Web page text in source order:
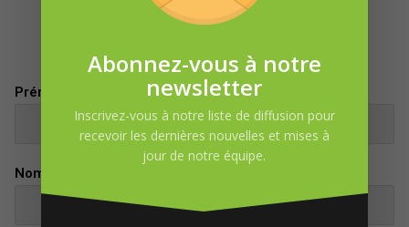
Prénom
Nom
Abonnez-vous à notre
newsletter
Inscrivez-vous à notre liste de diffusion pour
recevoir les dernières nouvelles et mises à
jour de notre équipe.